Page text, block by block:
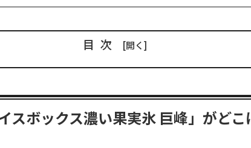
目次
スボックス濃い果実氷 巨峰」がど